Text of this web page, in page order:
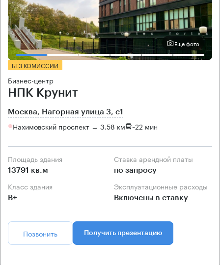
Еще фото
БЕЗ КОМИССИИ
Бизнес-центр
НПК Крунит
Москва, Нагорная улица 3, c1
Нахимовский проспект → 3.58 км ~22 мин
Площадь здания
13791 кв.м
Ставка арендной платы
по запросу
Класс здания
B+
Эксплуатационные расходы
Включены в ставку
Позвонить Получить презентацию